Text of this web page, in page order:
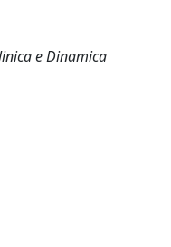
e Dinamica